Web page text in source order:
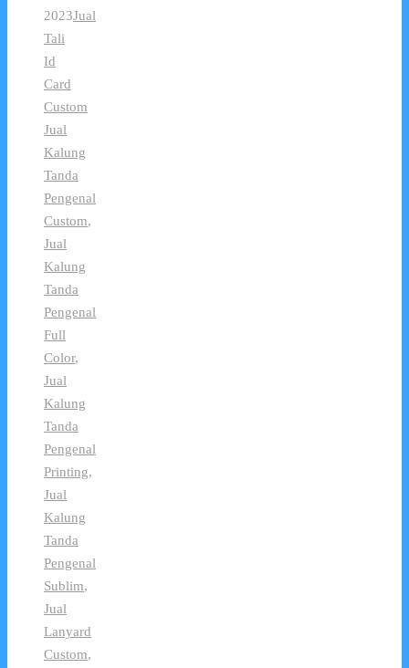
2023Jual
Tali
Id
Card
Custom
Jual
Kalung
Tanda
Pengenal
Custom,
Jual
Kalung
Tanda
Pengenal
Full
Color,
Jual
Kalung
Tanda
Pengenal
Printing,
Jual
Kalung
Tanda
Pengenal
Sublim,
Jual
Lanyard
Custom,